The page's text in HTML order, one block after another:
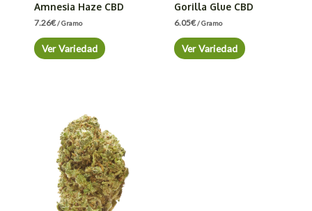
Amnesia Haze CBD
7.26€/ Gramo
Ver Variedad
Gorilla Glue CBD
6.05€/ Gramo
Ver Variedad